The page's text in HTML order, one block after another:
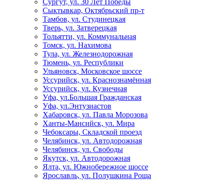
Сыктывкар, Октябрьский пр-т
Тамбов, ул. Студинецкая
Тверь, ул. Затверецкая
Тольятти, ул. Коммунальная
Томск, ул. Нахимова
Тула, ул. Железнодорожная
Тюмень, ул. Республики
Ульяновск, Московское шоссе
Уссурийск, ул. Краснознамённая
Уссурийск, ул. Кузнечная
Уфа, ул.Большая Гражданская
Уфа, ул.Энтузиастов
Хабаровск, ул. Павла Морозова
Ханты-Мансийск, ул. Мира
Чебоксары, Складской проезд
Челябинск, ул. Автодорожная
Челябинск, ул. Свободы
Якутск, ул. Автодорожная
Ялта, ул. Южнобережное шоссе
Ярославль, ул. Полушкина Роща